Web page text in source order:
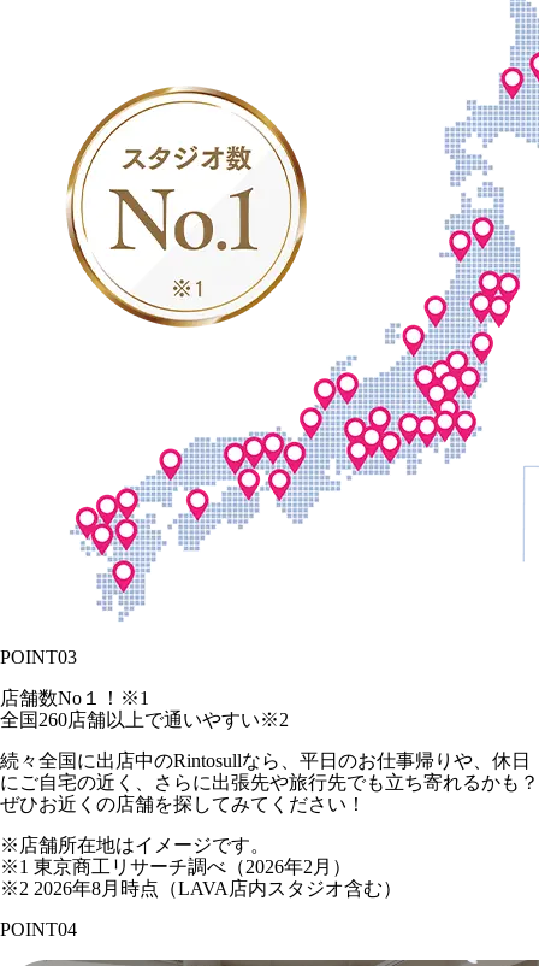
POINT03
店舗数No１！ ※1
全国260店舗以上で通いやすい※2
続々全国に出店中のRintosullなら、平日のお仕事帰りや、休日
にご自宅の近く、さらに出張先や旅行先でも立ち寄れるかも？
ぜひお近くの店舗を探してみてください！
※店舗所在地はイメージです。
※1 東京商工リサーチ調べ（2026年2月）
※2 2026年8月時点（LAVA店内スタジオ含む）
POINT04